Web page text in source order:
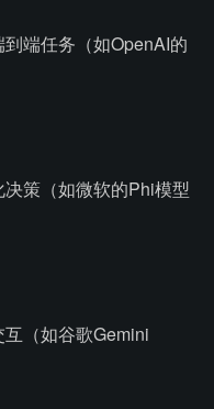
端任务（如OpenAI的
策（如微软的Phi模型
（如谷歌Gemini